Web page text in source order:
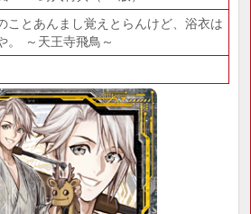
ことあんまし覚えとらんけど、浴衣は
。 ～天王寺飛鳥～